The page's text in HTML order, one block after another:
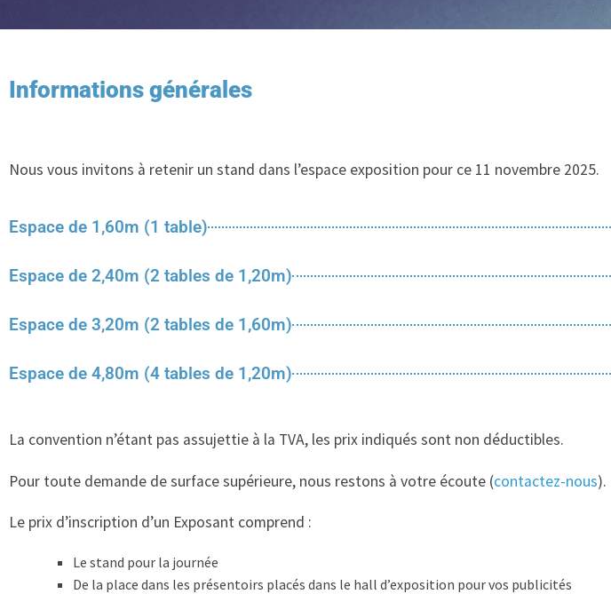
Informations générales
Nous vous invitons à retenir un stand dans l’espace exposition pour ce 11 novembre 2025.
Espace de 1,60m (1 table)
Espace de 2,40m (2 tables de 1,20m)
Espace de 3,20m (2 tables de 1,60m)
Espace de 4,80m (4 tables de 1,20m)
La convention n’étant pas assujettie à la TVA, les prix indiqués sont non déductibles.
Pour toute demande de surface supérieure, nous restons à votre écoute (contactez-nous).
Le prix d’inscription d’un Exposant comprend :
Le stand pour la journée
De la place dans les présentoirs placés dans le hall d’exposition pour vos publicités